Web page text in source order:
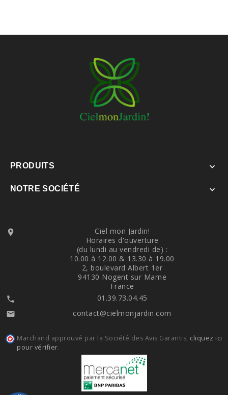
PRODUITS 
NOTRE SOCIÉTÉ 

Ciel mon Jardin!
Horaires d'ouverture
(du lundi au vendredi de) :
10.00 à 12.00 & 13.30 à 19.00
2, boulevard Albert 1er
94130 Nogent sur Marne
France
 01.39.73.04.45
 contact@cielmonjardin.com
Marchand approuvé par la Société des Avis Garantis, cliquez ici
pour vérifier.